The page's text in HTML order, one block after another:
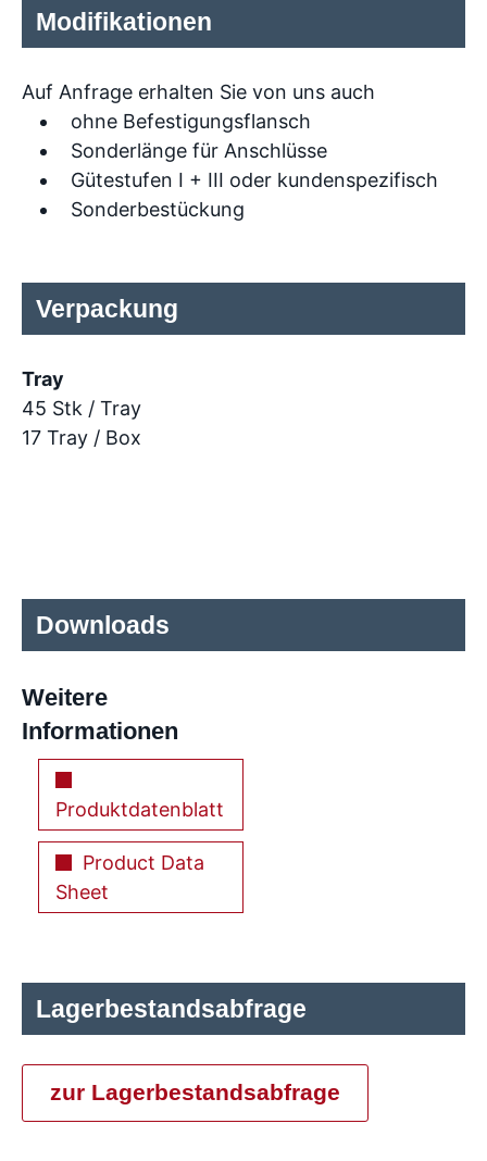
Modifikationen
Auf Anfrage erhalten Sie von uns auch
ohne Befestigungsflansch
Sonderlänge für Anschlüsse
Gütestufen I + III oder kundenspezifisch
Sonderbestückung
Verpackung
Tray
45 Stk / Tray
17 Tray / Box
Downloads
Weitere
Informationen
Produktdatenblatt
Product Data
Sheet
Lagerbestandsabfrage
zur Lagerbestandsabfrage